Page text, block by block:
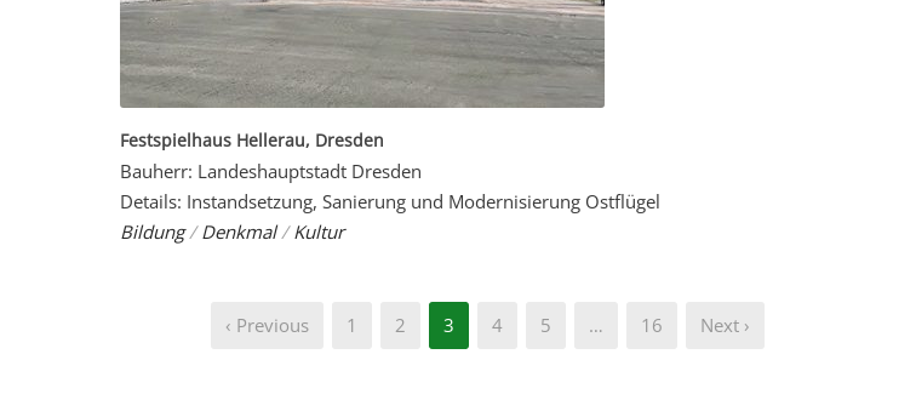
Festspielhaus Hellerau, Dresden
Bauherr: Landeshauptstadt Dresden
Details: Instandsetzung, Sanierung und Modernisierung Ostflügel
Bildung/Denkmal/Kultur
‹ Previous 1 2 3 4 5 … 16 Next ›